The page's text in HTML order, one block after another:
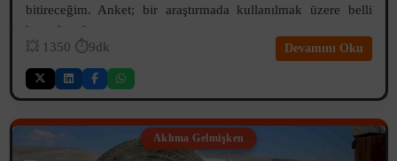
bitireceğim. Anket; bir araştırmada kullanılmak üzere belli
hususları (haya...
💥 1350 ⏱️9dk Devamını Oku
Aklıma Gelmişken